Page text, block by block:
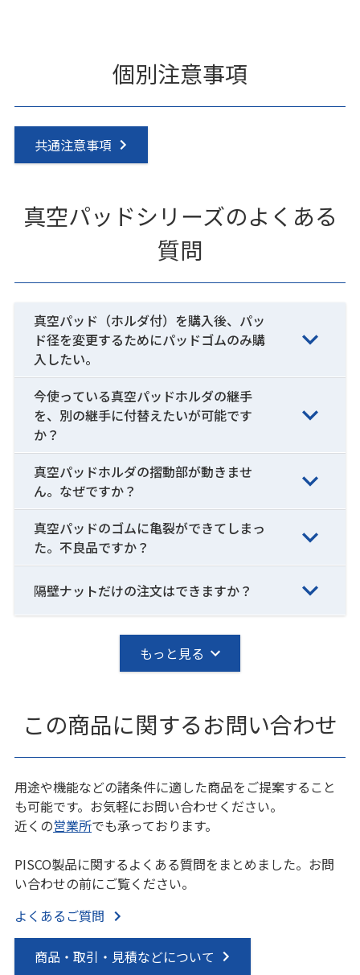
個別注意事項
共通注意事項
真空パッドシリーズのよくある
質問
真空パッド（ホルダ付）を購入後、パッ
ド径を変更するためにパッドゴムのみ購
入したい。
今使っている真空パッドホルダの継手
を、別の継手に付替えたいが可能です
か？
真空パッドホルダの摺動部が動きませ
ん。なぜですか？
真空パッドのゴムに亀裂ができてしまっ
た。不良品ですか？
隔壁ナットだけの注文はできますか？
もっと見る
この商品に関するお問い合わせ
用途や機能などの諸条件に適した商品をご提案すること
も可能です。お気軽にお問い合わせください。
近くの営業所でも承っております。
PISCO製品に関するよくある質問をまとめました。お問
い合わせの前にご覧ください。
よくあるご質問
商品・取引・見積などについて